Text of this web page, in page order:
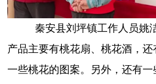
秦安县刘坪镇工作人员姚洁
产品主要有桃花扇、桃花酒，
一些桃花的图案。另外，还有